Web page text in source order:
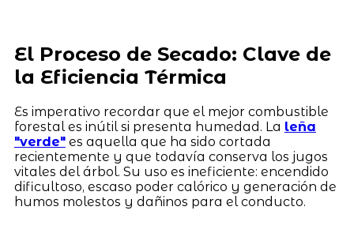
El Proceso de Secado: Clave de
la Eficiencia Térmica
Es imperativo recordar que el mejor combustible
forestal es inútil si presenta humedad. La leña
"verde"es aquella que ha sido cortada
recientemente y que todavía conserva los jugos
vitales del árbol. Su uso es ineficiente: encendido
dificultoso, escaso poder calórico y generación de
humos molestos y dañinos para el conducto.